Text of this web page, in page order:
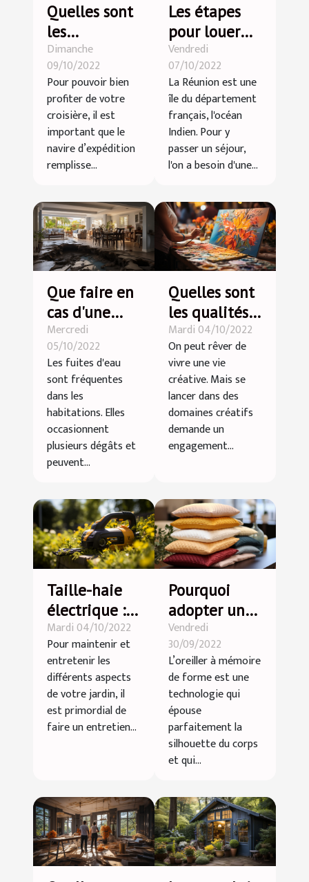
Quelles sont
les
spécificités
du nouveau
navire
d’expédition
World
Explore ?
Dimanche
09/10/2022
Pour pouvoir bien
profiter de votre
croisière, il est
important que le
navire d’expédition
remplisse...
Les étapes
pour louer
une voiture à
la Réunion
Vendredi
07/10/2022
La Réunion est une
île du département
français, l'océan
Indien. Pour y
passer un séjour,
l'on a besoin d'une...
Que faire en
cas d'une
fuite d'eau?
Mercredi
05/10/2022
Les fuites d'eau
sont fréquentes
dans les
habitations. Elles
occasionnent
plusieurs dégâts et
peuvent...
Quelles sont
les qualités
nécessaires
pour réussir
une étude
d'art ?
Mardi 04/10/2022
On peut rêver de
vivre une vie
créative. Mais se
lancer dans des
domaines créatifs
demande un
engagement...
Taille-haie
électrique :
quels en sont
les
avantages ?
Mardi 04/10/2022
Pour maintenir et
entretenir les
différents aspects
de votre jardin, il
est primordial de
faire un entretien...
Pourquoi
adopter un
oreiller à
mémoire de
forme ?
Vendredi
30/09/2022
L’oreiller à mémoire
de forme est une
technologie qui
épouse
parfaitement la
silhouette du corps
et qui...